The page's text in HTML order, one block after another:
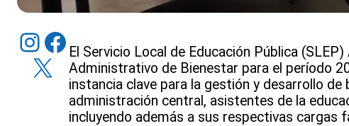
Instagram Facebook
X
El Servicio Local de Educación Pública
Administrativo de Bienestar para el período
instancia clave para la gestión y desarrollo
administración central, asistentes de la
incluyendo además a sus respectivas cargas